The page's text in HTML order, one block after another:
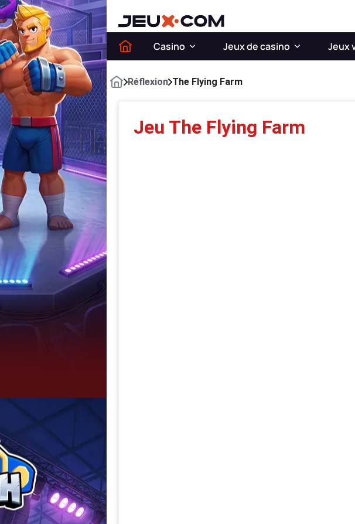
Casino Jeux de casino Jeux
Réflexion The Flying Farm
Jeu The Flying Farm